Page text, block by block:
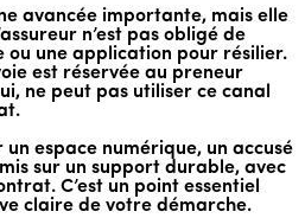
avancée importante, mais elle
n’est pas obligé de
ou une application pour résilier.
est réservée au preneur
ne peut pas utiliser ce canal
espace numérique, un accusé
sur un support durable, avec
C’est un point essentiel
claire de votre démarche.